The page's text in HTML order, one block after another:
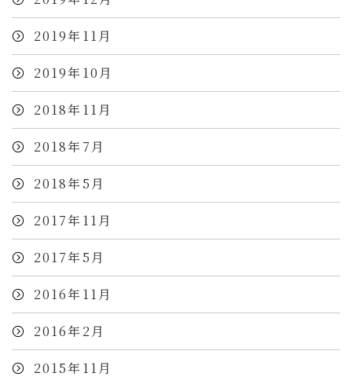
2019年11月
2019年10月
2018年11月
2018年7月
2018年5月
2017年11月
2017年5月
2016年11月
2016年2月
2015年11月